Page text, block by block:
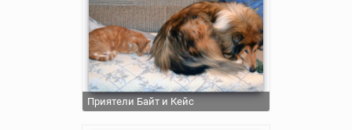
Приятели Байт и Кейс